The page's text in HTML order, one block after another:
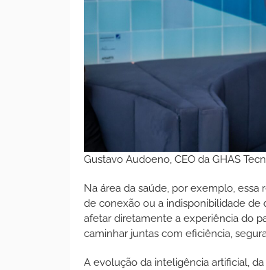
Gustavo Audoeno, CEO da GHAS
Na área da saúde, por exemplo, essa
de conexão ou a indisponibilidade
afetar diretamente a experiência do
caminhar juntas com eficiência,
A evolução da inteligência artificial,